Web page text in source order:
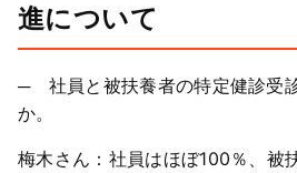
進について
─ 社員と被扶養者の特定健診受
か。
梅木さん：社員はほぼ100％、被